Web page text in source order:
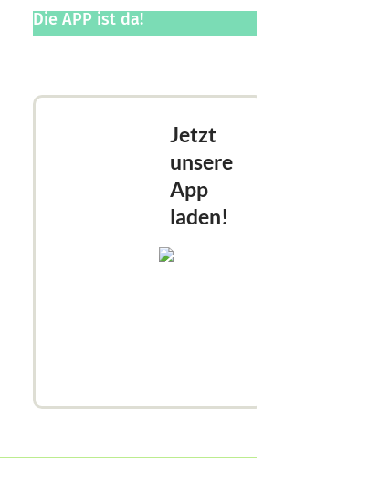
Die APP ist da!
Jetzt
unsere
App
laden!